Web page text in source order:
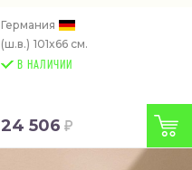
Германия
(ш.в.) 101x66 см.
В НАЛИЧИИ
24 506